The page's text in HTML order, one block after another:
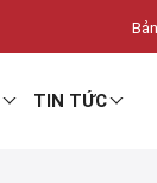
TIN TỨC